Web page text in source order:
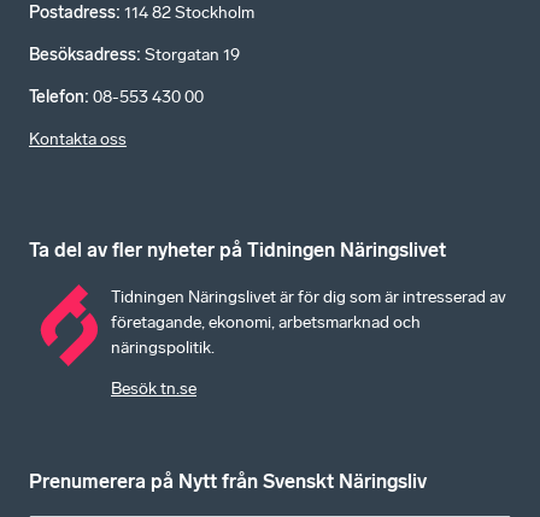
Postadress: 114 82 Stockholm
Besöksadress: Storgatan 19
Telefon: 08-553 430 00
Kontakta oss
Ta del av fler nyheter på Tidningen Näringslivet
Tidningen Näringslivet är för dig som är intresserad av
företagande, ekonomi, arbetsmarknad och
näringspolitik.
Besök tn.se
Prenumerera på Nytt från Svenskt Näringsliv